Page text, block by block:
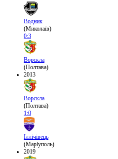
Водник
(Миколаїв)
0:3
Ворскла
(Полтава)
2013
Ворскла
(Полтава)
1:0
Іллічівець
(Маріуполь)
2019